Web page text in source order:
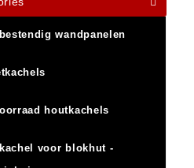
wandpanelen
houtkachels
voor blokhut -